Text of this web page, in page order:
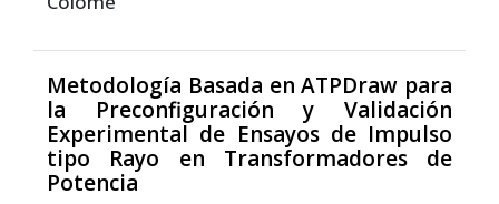
Metodología Basada en ATPDraw para
la Preconfiguración y Validación
Experimental de Ensayos de Impulso
tipo Rayo en Transformadores de
Potencia